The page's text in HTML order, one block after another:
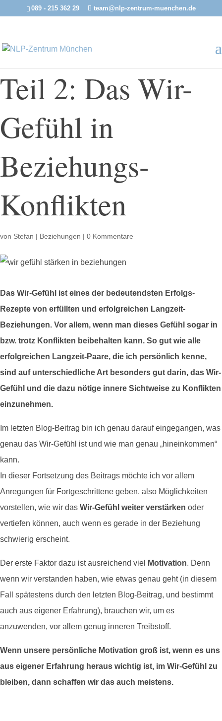
089 - 215 362 29 team@nlp-zentrum-muenchen.de
Teil 2: Das Wir-
Gefühl in
Beziehungs-
Konflikten
von Stefan | Beziehungen | 0 Kommentare
Das Wir-Gefühl ist eines der bedeutendsten Erfolgs-
Rezepte von erfüllten und erfolgreichen Langzeit-
Beziehungen. Vor allem, wenn man dieses Gefühl sogar in
bzw. trotz Konflikten beibehalten kann. So gut wie alle
erfolgreichen Langzeit-Paare, die ich persönlich kenne,
sind auf unterschiedliche Art besonders gut darin, das Wir-
Gefühl und die dazu nötige innere Sichtweise zu Konflikten
einzunehmen.
Im letzten Blog-Beitrag bin ich genau darauf eingegangen, was
genau das Wir-Gefühl ist und wie man genau „hineinkommen“
kann.
In dieser Fortsetzung des Beitrags möchte ich vor allem
Anregungen für Fortgeschrittene geben, also Möglichkeiten
vorstellen, wie wir das Wir-Gefühl weiter verstärken oder
vertiefen können, auch wenn es gerade in der Beziehung
schwierig erscheint.
Der erste Faktor dazu ist ausreichend viel Motivation. Denn
wenn wir verstanden haben, wie etwas genau geht (in diesem
Fall spätestens durch den letzten Blog-Beitrag, und bestimmt
auch aus eigener Erfahrung), brauchen wir, um es
anzuwenden, vor allem genug inneren Treibstoff.
Wenn unsere persönliche Motivation groß ist, wenn es uns
aus eigener Erfahrung heraus wichtig ist, im Wir-Gefühl zu
bleiben, dann schaffen wir das auch meistens.